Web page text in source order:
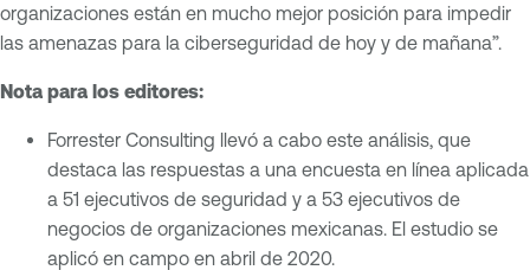
organizaciones están en mucho mejor posición para impedir
las amenazas para la ciberseguridad de hoy y de mañana”.
Nota para los editores:
Forrester Consulting llevó a cabo este análisis, que
destaca las respuestas a una encuesta en línea aplicada
a 51 ejecutivos de seguridad y a 53 ejecutivos de
negocios de organizaciones mexicanas. El estudio se
aplicó en campo en abril de 2020.